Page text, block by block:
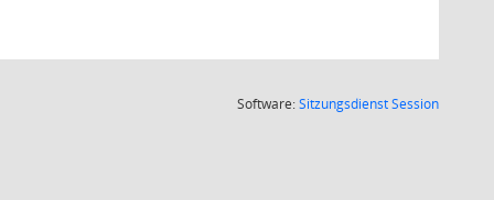
Software:SitzungsdienstSession(Wird in